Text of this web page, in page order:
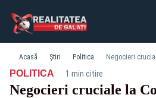
Acasă Știri Politica
POLITICA· 1 min citire
Negocieri cruciale la